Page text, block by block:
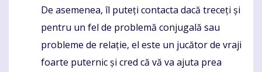
De asemenea, îl puteți contacta dacă treceți și
pentru un fel de problemă conjugală sau
probleme de relație, el este un jucător de vraji
foarte puternic și cred că vă va ajuta prea